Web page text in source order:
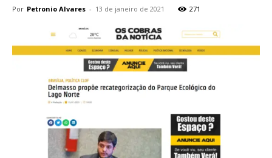
Por Petronio Alvares - 13 de janeiro de 2021 271